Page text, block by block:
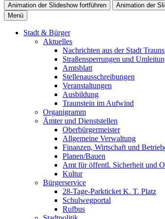
Animation der Slideshow fortführen
Animation der
Menü
Stadt & Bürger
Aktuelles
Nachrichten aus der Stadt
Straßensperrungen und
Amtsblatt
Stellenausschreibungen
Veranstaltungen
Ausbildung
Traunstein im Aufwind
Organigramm
Ämter und Dienststellen
Oberbürgermeister
Allgemeine Verwaltung
Finanzen, Wirtschaft und
Planen/Bauen
Amt für öffentl. Sicherheit und
Kultur
Bürgerservice
28-Tage-Parkticket K. T. Platz
Schulwegportal
Rufbus